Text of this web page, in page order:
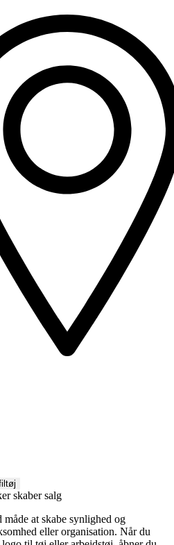
skaber salg
at skabe synlighed og
eller organisation. Når du